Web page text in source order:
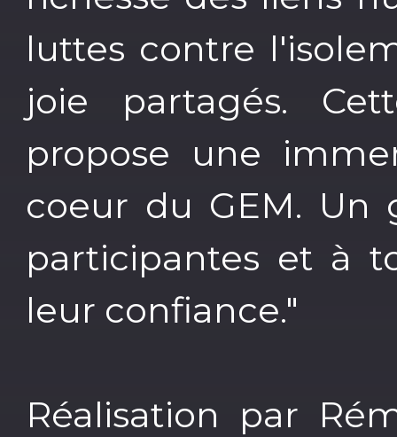
luttes contre
joie partagés.
propose une
coeur du GEM. Un
participantes et à
leur confiance."
Réalisation par